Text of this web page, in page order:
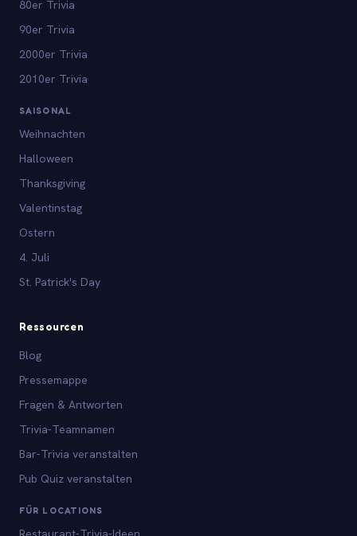
80er Trivia
90er Trivia
2000er Trivia
2010er Trivia
SAISONAL
Weihnachten
Halloween
Thanksgiving
Valentinstag
Ostern
4. Juli
St. Patrick's Day
Ressourcen
Blog
Pressemappe
Fragen & Antworten
Trivia-Teamnamen
Bar-Trivia veranstalten
Pub Quiz veranstalten
FÜR LOCATIONS